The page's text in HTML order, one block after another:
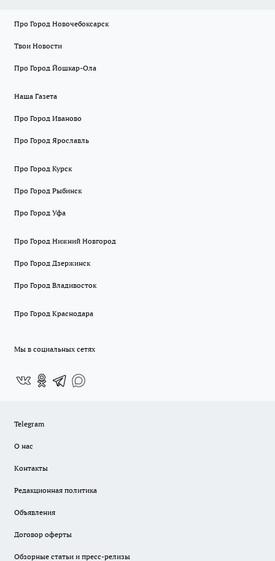
Про Город Новочебоксарск
Твои Новости
Про Город Йошкар-Ола
Наша Газета
Про Город Иваново
Про Город Ярославль
Про Город Курск
Про Город Рыбинск
Про Город Уфа
Про Город Нижний Новгород
Про Город Дзержинск
Про Город Владивосток
Про Город Краснодара
Мы в социальных сетях
Telegram
О нас
Контакты
Редакционная политика
Объявления
Договор оферты
Обзорные статьи и пресс-релизы